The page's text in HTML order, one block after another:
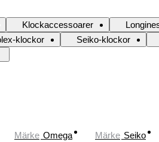
Klockaccessoarer
klockor Seiko-klockor
Märke Omega Märke Seiko